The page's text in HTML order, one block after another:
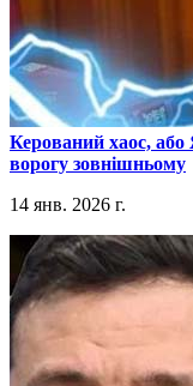
​Керований хаос, або
ворогу зовнішньому
14 янв. 2026 г.